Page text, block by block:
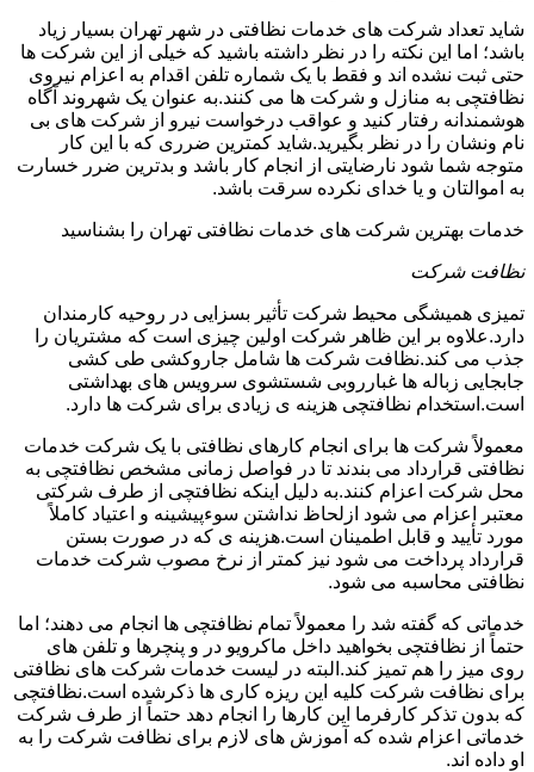
شاید تعداد شرکت های خدمات نظافتی در شهر تهران بسیار زیاد
باشد؛ اما این نکته را در نظر داشته باشید که خیلی از این شرکت ها
حتی ثبت نشده اند و فقط با یک شماره تلفن اقدام به اعزام نیروی
نظافتچی به منازل و شرکت ها می کنند.به عنوان یک شهروند آگاه
هوشمندانه رفتار کنید و عواقب درخواست نیرو از شرکت های بی
نام ونشان را در نظر بگیرید.شاید کمترین ضرری که با این کار
متوجه شما شود نارضایتی از انجام کار باشد و بدترین ضرر خسارت
به اموالتان و یا خدای نکرده سرقت باشد.
خدمات بهترین شرکت های خدمات نظافتی تهران را بشناسید
نظافت شرکت
تمیزی همیشگی محیط شرکت تأثیر بسزایی در روحیه کارمندان
دارد.علاوه بر این ظاهر شرکت اولین چیزی است که مشتریان را
جذب می کند.نظافت شرکت ها شامل جاروکشی طی کشی
جابجایی زباله ها غبارروبی شستشوی سرویس های بهداشتی
است.استخدام نظافتچی هزینه ی زیادی برای شرکت ها دارد.
معمولاً شرکت ها برای انجام کارهای نظافتی با یک شرکت خدمات
نظافتی قرارداد می بندند تا در فواصل زمانی مشخص نظافتچی به
محل شرکت اعزام کنند.به دلیل اینکه نظافتچی از طرف شرکتی
معتبر اعزام می شود ازلحاظ نداشتن سوءپیشینه و اعتیاد کاملاً
مورد تأیید و قابل اطمینان است.هزینه ی که در صورت بستن
قرارداد پرداخت می شود نیز کمتر از نرخ مصوب شرکت خدمات
نظافتی محاسبه می شود.
خدماتی که گفته شد را معمولاً تمام نظافتچی ها انجام می دهند؛ اما
حتماً از نظافتچی بخواهید داخل ماکرویو در و پنچرها و تلفن های
روی میز را هم تمیز کند.البته در لیست خدمات شرکت های نظافتی
برای نظافت شرکت کلیه این ریزه کاری ها ذکرشده است.نظافتچی
که بدون تذکر کارفرما این کارها را انجام دهد حتماً از طرف شرکت
خدماتی اعزام شده که آموزش های لازم برای نظافت شرکت را به
او داده اند.